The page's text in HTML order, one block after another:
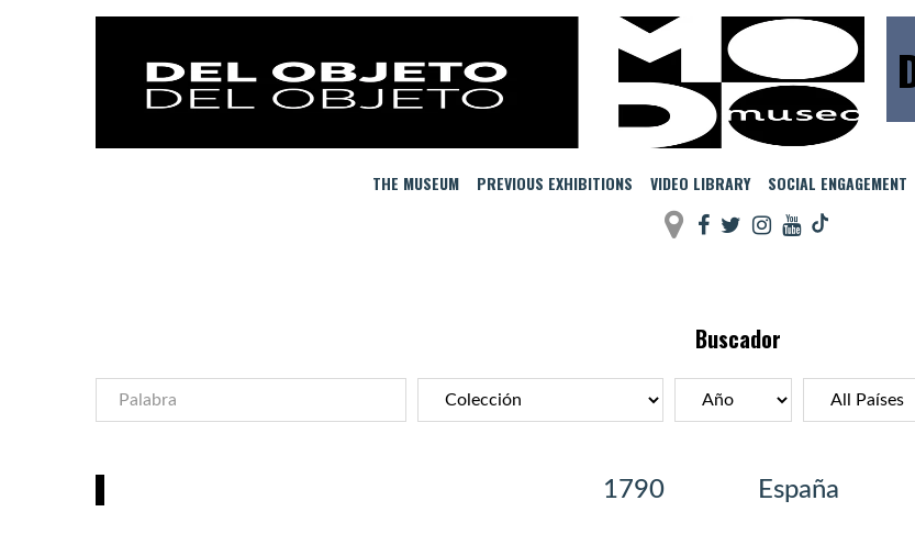
THE MUSEUM PREVIOUS EXHIBITIONS VIDEO LIBRARY SOCIAL ENGAGEMENT
Buscador
1790 España